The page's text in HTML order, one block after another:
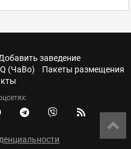
заведение
(ЧаВо)
Пакеты размещения